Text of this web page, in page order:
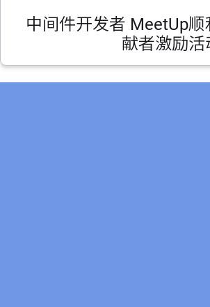
中间件开发者 MeetUp
献者激励